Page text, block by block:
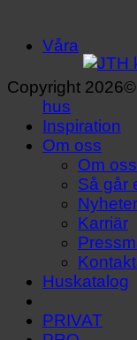
Copyright 2026©
Våra
hus
Inspiration
Om oss
Om oss
Så går
Nyheter
Karriär
Huskatalog
PRIVAT